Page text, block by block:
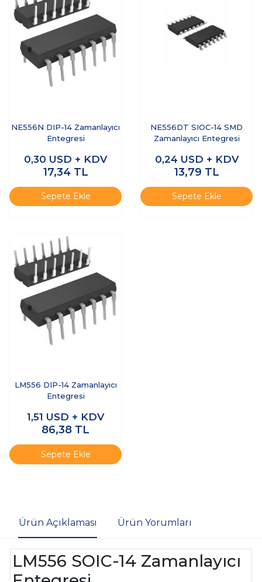
NE556N DIP-14 Zamanlayıcı
Entegresi
0,30 USD + KDV
17,34 TL
Sepete Ekle
NE556DT SIOC-14 SMD
Zamanlayıcı Entegresi
0,24 USD + KDV
13,79 TL
Sepete Ekle
LM556 DIP-14 Zamanlayıcı
Entegresi
1,51 USD + KDV
86,38 TL
Sepete Ekle
Ürün Açıklaması Ürün Yorumları
LM556 SOIC-14 Zamanlayıcı